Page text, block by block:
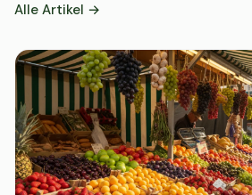
Alle Artikel →